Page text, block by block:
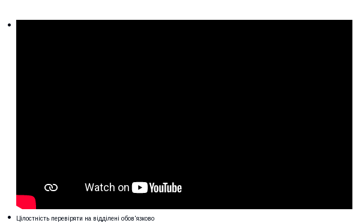
Цілостність перевіряти на відділені обов'язково